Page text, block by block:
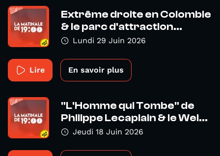
Extrême droite en Colombie
& le parc d'attraction...
Lundi 29 Juin 2026
Lire En savoir plus
"L'Homme qui Tombe" de
Philippe Lecaplain & le Wel...
Jeudi 18 Juin 2026